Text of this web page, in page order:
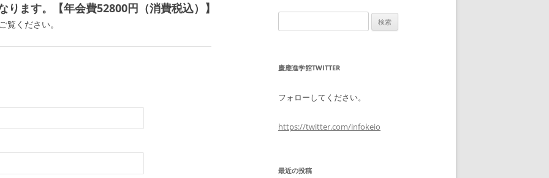
ます。【年会費52800円（消費税込）】
覧ください。
索:
慶應進学館TWITTER
フォローしてください。
https://twitter.com/infokeio
最近の投稿